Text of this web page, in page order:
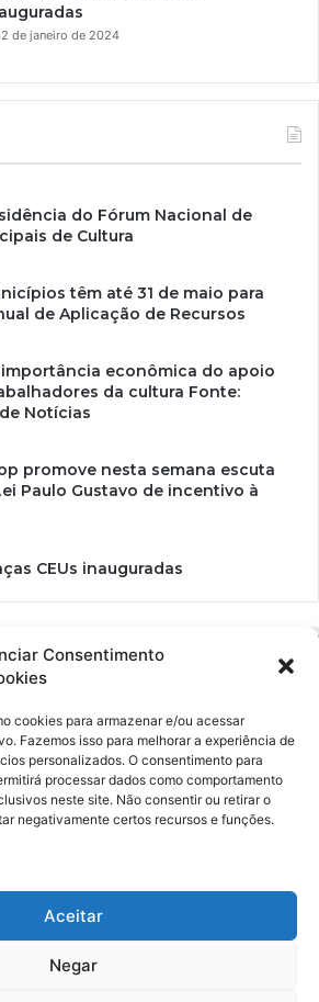
Consentimento
cookies para armazenar e/ou acessar
Fazemos isso para melhorar a experiência de
personalizados. O consentimento para
processar dados como comportamento
neste site. Não consentir ou retirar o
negativamente certos recursos e funções.
Aceitar
Negar
de janeiro de 2024
do Fórum Nacional de
de Cultura
têm até 31 de maio para
de Aplicação de Recursos
importância econômica do apoio
da cultura Fonte:
Notícias
promove nesta semana escuta
Paulo Gustavo de incentivo à
CEUs inauguradas
multicultural e criativa. Nossa proposta é
de ferramentas para realizadores e
de espaços criativos e culturais.
Criativas. CNPJ: 39.155.931/0001-02.